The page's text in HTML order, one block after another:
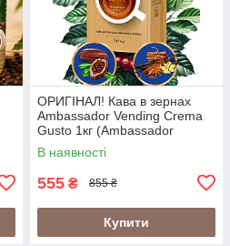
ОРИГІНАЛ! Кава в зернах
Ambassador Vending Crema
Gusto 1кг (Ambassador
Crema Gusto Vending)
В наявності
555 ₴ 855 ₴
Купити